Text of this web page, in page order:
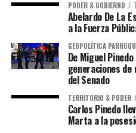
PODER & GOBIERNO
Abelardo De La
a la Fuerza
GEOPOLÍTICA
De Miguel
generaciones
del Senado
TERRITORIO & PODER
Carlos Pinedo
Marta a la